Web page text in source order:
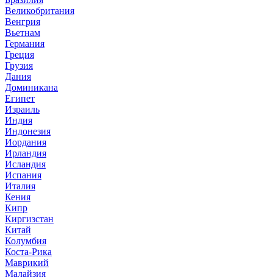
Великобритания
Венгрия
Вьетнам
Германия
Греция
Грузия
Дания
Доминикана
Египет
Израиль
Индия
Индонезия
Иордания
Ирландия
Исландия
Испания
Италия
Кения
Кипр
Киргизстан
Китай
Колумбия
Коста-Рика
Маврикий
Малайзия